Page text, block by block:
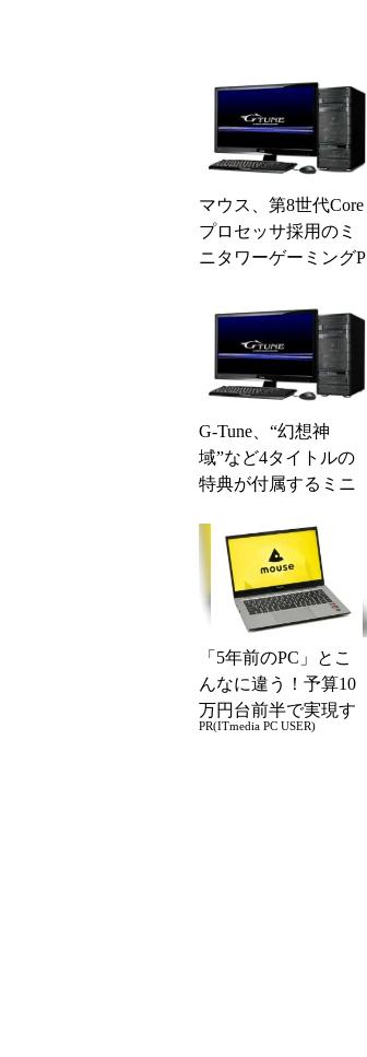
マウス、第8世代Core
プロセッサ採用のミ
ニタワーゲーミングP
G-Tune、“幻想神
域”など4タイトルの
特典が付属するミニ
「5年前のPC」とこ
んなに違う！予算10
万円台前半で実現す
る快適PCライフ
PR(ITmedia PC USER)